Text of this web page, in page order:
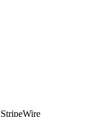
StripeWire